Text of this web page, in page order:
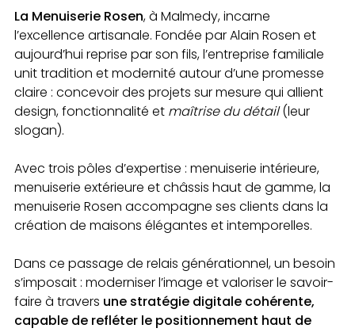
La Menuiserie Rosen, à Malmedy, incarne
l’excellence artisanale. Fondée par Alain Rosen et
aujourd’hui reprise par son fils, l’entreprise familiale
unit tradition et modernité autour d’une promesse
claire : concevoir des projets sur mesure qui allient
design, fonctionnalité et maîtrise du détail(leur
slogan).
Avec trois pôles d’expertise : menuiserie intérieure,
menuiserie extérieure et châssis haut de gamme, la
menuiserie Rosen accompagne ses clients dans la
création de maisons élégantes et intemporelles.
Dans ce passage de relais générationnel, un besoin
s’imposait : moderniser l’image et valoriser le savoir-
faire à travers une stratégie digitale cohérente,
capable de refléter le positionnement haut de